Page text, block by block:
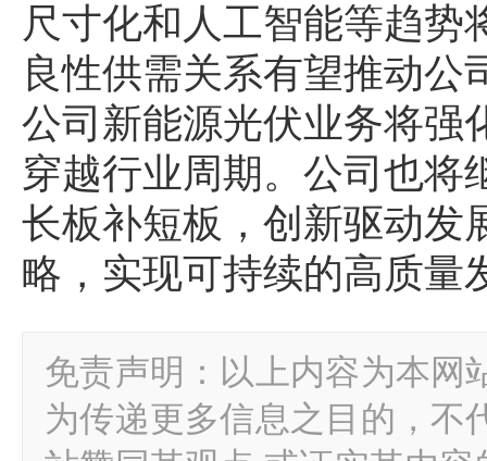
尺寸化和人工智能等趋势
良性供需关系有望推动公
公司新能源光伏业务将强
穿越行业周期。公司也将
长板补短板，创新驱动发
略，实现可持续的高质量
免责声明：以上内容为本网
为传递更多信息之目的，不